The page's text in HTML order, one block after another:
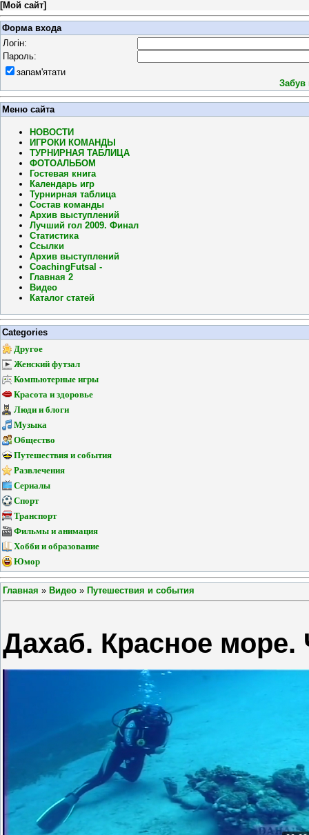
[Мой сайт]
Форма входа
Логін:
Пароль:
запам'ятати
Забув
Меню сайта
НОВОСТИ
ИГРОКИ КОМАНДЫ
ТУРНИРНАЯ ТАБЛИЦА
ФОТОАЛЬБОМ
Гостевая книга
Календарь игр
Турнирная таблица
Состав команды
Архив выступлений
Лучший гол 2009. Финал
Статистика
Ссылки
Архив выступлений
CoachingFutsal -
Главная 2
Видео
Каталог статей
Categories
Другое
Женский футзал
Компьютерные игры
Красота и здоровье
Люди и блоги
Музыка
Общество
Путешествия и события
Развлечения
Сериалы
Спорт
Транспорт
Фильмы и анимация
Хобби и образование
Юмор
Главная » Видео » Путешествия и события
Дахаб. Красное море.